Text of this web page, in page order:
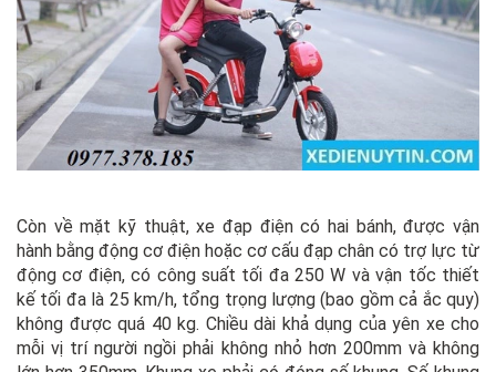
Còn về mặt kỹ thuật, xe đạp điện có hai bánh, được vận
hành bằng động cơ điện hoặc cơ cấu đạp chân có trợ lực từ
động cơ điện, có công suất tối đa 250 W và vận tốc thiết
kế tối đa là 25 km/h, tổng trọng lượng (bao gồm cả ắc quy)
không được quá 40 kg. Chiều dài khả dụng của yên xe cho
mỗi vị trí người ngồi phải không nhỏ hơn 200mm và không